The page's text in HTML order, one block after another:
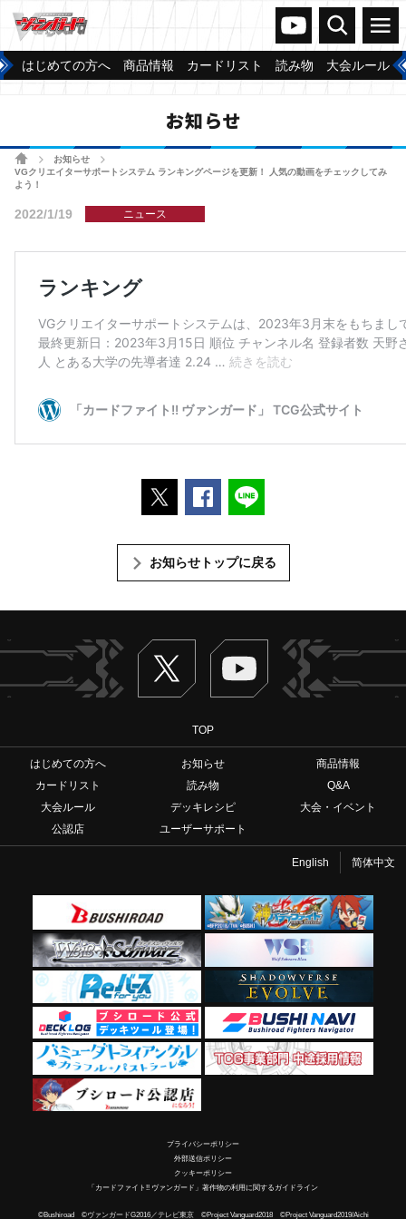
ヴァンガードch
検索 メニュー
はじめての方へ 商品情報 カードリスト 読み物 大会ルール
お知らせ
ホームお知らせ
VGクリエイターサポートシステム ランキングページを更新！ 人気の動画をチェックしてみ
よう！
2022/1/19 ニュース
ポストするFacebookでシェアする
お知らせトップに戻る
Twitter ヴァンガードch
TOP
はじめての方へ お知らせ
商品情報
カードリスト
読み物
Q&A
大会ルール
デッキレシピ
大会・イベント
公認店
ユーザーサポート
English 简体中文
プライバシーポリシー
外部送信ポリシー
クッキーポリシー
「カードファイト!! ヴァンガード」著作物の利用に関するガイドライン
©Bushiroad ©ヴァンガードG2016／テレビ東京 ©Project Vanguard2018 ©Project Vanguard2019/Aichi